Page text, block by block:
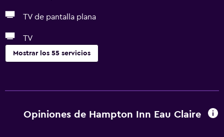
TV de pantalla plana
TV
Mostrar los 55 servicios
Wifi gratis
Opiniones de Hampton Inn Eau Claire